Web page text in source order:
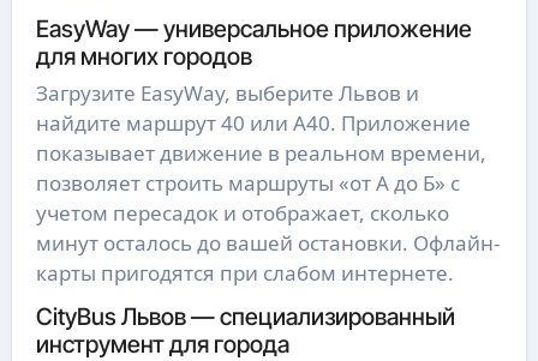
EasyWay — универсальное приложение
для многих городов
Загрузите EasyWay, выберите Львов и
найдите маршрут 40 или А40. Приложение
показывает движение в реальном времени,
позволяет строить маршруты «от А до Б» с
учетом пересадок и отображает, сколько
минут осталось до вашей остановки. Офлайн-
карты пригодятся при слабом интернете.
CityBus Львов — специализированный
инструмент для города